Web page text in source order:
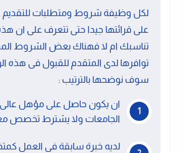
لكل وظيفة شروط ومتطلبات للتقديم
على قرائتها جيدا حتى تتعرف على ان
تناسبك ام لا فهناك بعض الشروط
توافرها لدى المتقدم للقبول فى هذه
سوف نوضحها بالترتيب :
ان يكون حاصل على مؤهل
الجامعات ولا يشترط تخصص
لديه خبرة سابقة فى العمل